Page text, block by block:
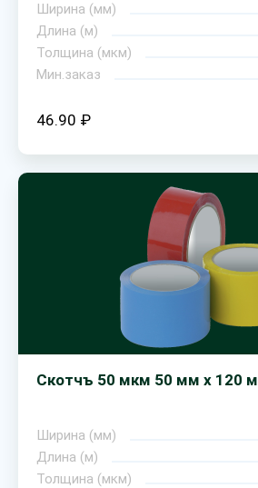
Ширина (мм)
Длина (м)
Толщина (мкм)
Мин.заказ
46.90 ₽
Скотчъ 50 мкм 50 мм х 120 м
Ширина (мм)
Длина (м)
Толщина (мкм)